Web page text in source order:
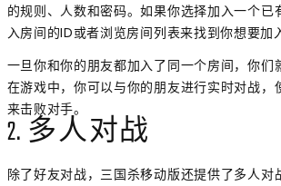
的规则、人数和密码。如果你选择加入一个已
入房间的ID或者浏览房间列表来找到你想要加
一旦你和你的朋友都加入了同一个房间，你们
在游戏中，你可以与你的朋友进行实时对战，
来击败对手。
2. 多人对战
除了好友对战，三国杀移动版还提供了多人对